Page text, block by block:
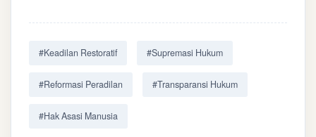
#Keadilan Restoratif #Supremasi Hukum
#Reformasi Peradilan #Transparansi Hukum
#Hak Asasi Manusia